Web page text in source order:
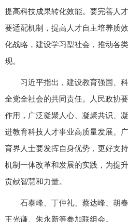
提高科技成果转化效能。要完善人
要适配机制，提高人才自主培养质
化战略，建设学习型社会，推动各
现。
习近平指出，建设教育强国、
全党全社会的共同责任。人民政协
作用，广泛凝聚人心、凝聚共识、
进教育科技人才事业高质量发展。
育界人士要发挥自身优势，更好支
机制一体改革和发展的实践，为提
贡献智慧和力量。
石泰峰、丁仲礼、蔡达峰、胡
王光谦、朱永新等参加联组会。